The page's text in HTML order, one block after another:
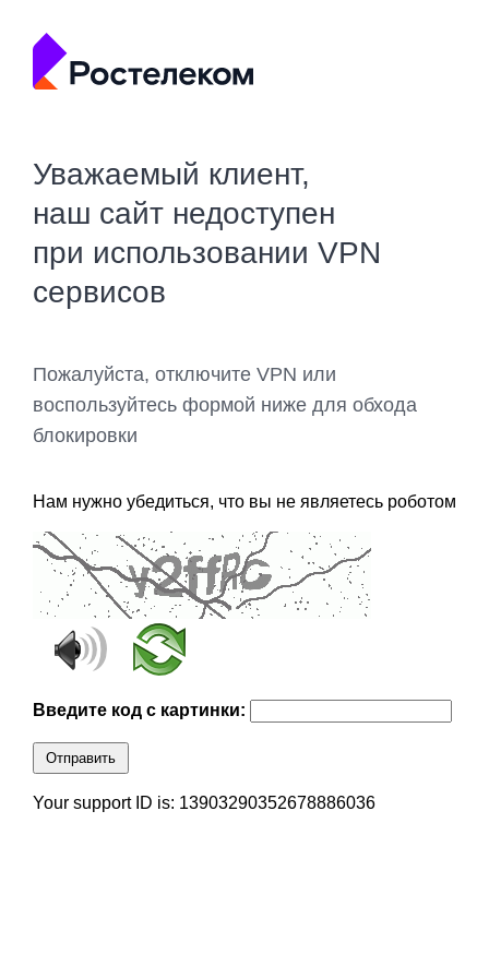
Уважаемый клиент,
наш сайт недоступен
при использовании VPN
сервисов
Пожалуйста, отключите VPN или
воспользуйтесь формой ниже для обхода
блокировки
Нам нужно убедиться, что вы не являетесь роботом
Введите код с картинки:
Отправить
Your support ID is: 13903290352678886036